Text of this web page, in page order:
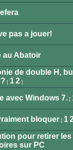
pas a jouer!
au Abatoir
de double H,
[ 1 2]
avec Windows 7.[
bloquer[ 1
pour retirer les
sur PC